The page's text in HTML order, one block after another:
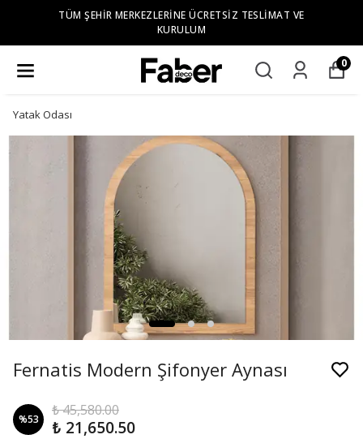
TÜM ŞEHIR MERKEZLERINE ÜCRETSIZ TESLIMAT VE
KURULUM
0
Yatak Odası
Fernatis Modern Şifonyer Aynası
%53
₺ 45,580.00
₺ 21,650.50